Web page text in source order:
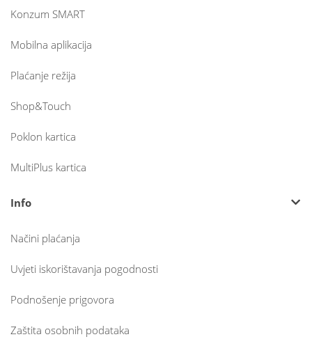
Konzum SMART
Mobilna aplikacija
Plaćanje režija
Shop&Touch
Poklon kartica
MultiPlus kartica
Info
Načini plaćanja
Uvjeti iskorištavanja pogodnosti
Podnošenje prigovora
Zaštita osobnih podataka